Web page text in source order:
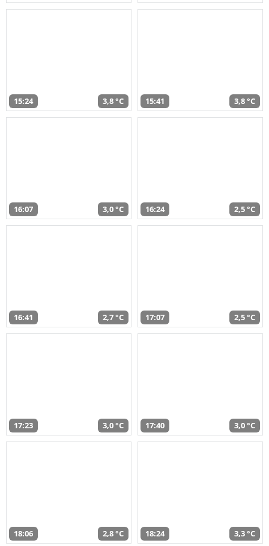
15:24 3,8 °C 15:41 3,8 °C
16:07 3,0 °C 16:24 2,5 °C
16:41 2,7 °C 17:07 2,5 °C
17:23 3,0 °C 17:40 3,0 °C
18:06 2,8 °C 18:24 3,3 °C